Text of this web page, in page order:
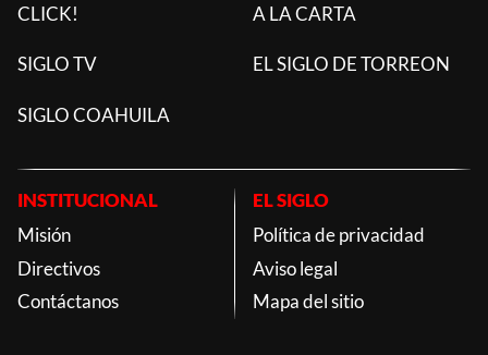
CLICK!
A LA CARTA
SIGLO TV EL SIGLO DE TORREON
SIGLO COAHUILA
INSTITUCIONAL
Misión
Directivos
Contáctanos
EL SIGLO
Política de privacidad
Aviso legal
Mapa del sitio